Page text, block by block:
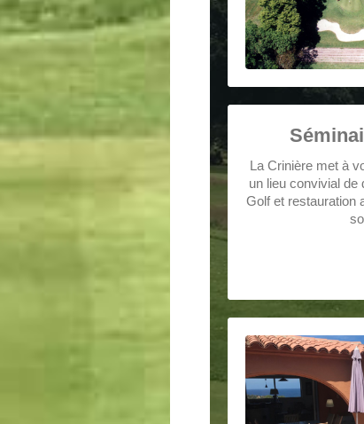
La Crinière met à
un lieu convivial de
Golf et restauration